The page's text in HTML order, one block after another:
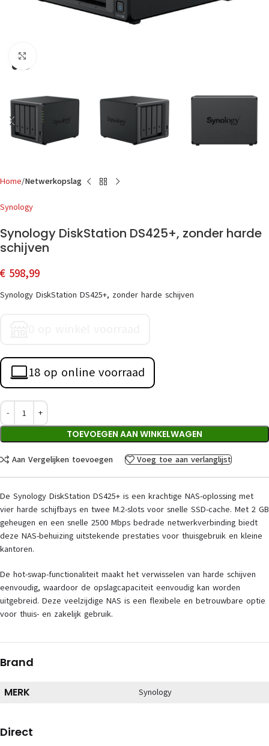
Home Netwerkopslag
Synology
Synology DiskStation DS425+, zonder harde
schijven
€ 598,99
Synology DiskStation DS425+, zonder harde schijven
18 op online voorraad
TOEVOEGEN AAN WINKELWAGEN
Aan Vergelijken toevoegen Voeg toe aan verlanglijst
De Synology DiskStation DS425+ is een krachtige NAS-oplossing met
vier harde schijfbays en twee M.2-slots voor snelle SSD-cache. Met 2 GB
geheugen en een snelle 2500 Mbps bedrade netwerkverbinding biedt
deze NAS-behuizing uitstekende prestaties voor thuisgebruik en kleine
kantoren.
De hot-swap-functionaliteit maakt het verwisselen van harde schijven
eenvoudig, waardoor de opslagcapaciteit eenvoudig kan worden
uitgebreid. Deze veelzijdige NAS is een flexibele en betrouwbare optie
voor thuis- en zakelijk gebruik.
Brand
MERK Synology
Direct